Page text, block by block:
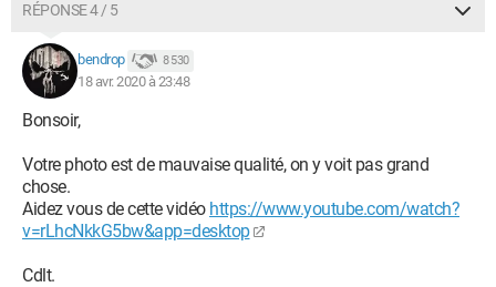
RÉPONSE 4 / 5
bendrop 8 530
18 avr. 2020 à 23:48
Bonsoir,
Votre photo est de mauvaise qualité, on y voit pas grand
chose.
Aidez vous de cette vidéo https://www.youtube.com/watch?
v=rLhcNkkG5bw&app=desktop
Cdlt.